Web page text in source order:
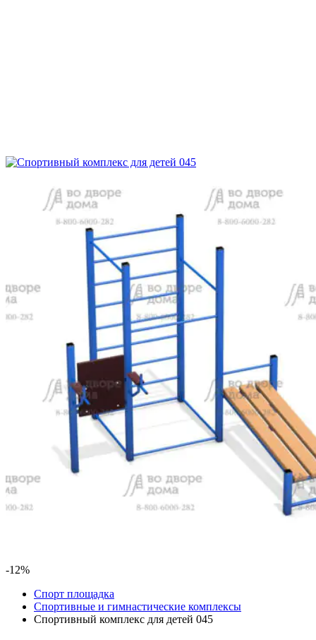
-12%
Спорт площадка
Спортивные и гимнастические комплексы
Спортивный комплекс для детей 045